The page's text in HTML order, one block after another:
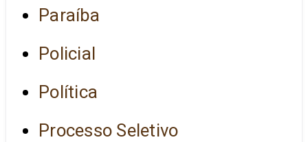
Paraíba
Policial
Política
Processo Seletivo